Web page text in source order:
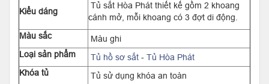
Kiểu dáng
Tủ sắt Hòa Phát thiết kế gồm 2 khoang
cánh mở, mỗi khoang có 3 đợt di động.
Màu sắc
Màu ghi
Loại sản phẩm
Tủ hồ sơ sắt - Tủ Hòa Phát
Khóa tủ
Tủ sử dụng khóa an toàn